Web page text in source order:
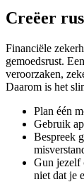
Creëer
Financiële
gemoedsrust.
veroorzaken,
Daarom is het
Plan één
Gebruik
Bespreek
Gun jezelf
niet dat je